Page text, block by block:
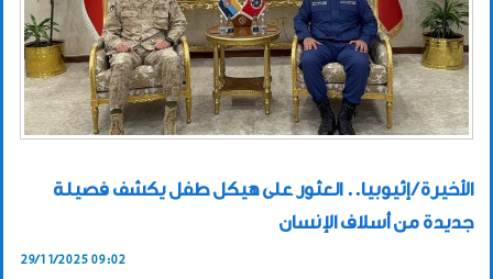
الأخيرة / إثيوبيا.. العثور على هيكل طفل يكشف فصيلة
جديدة من أسلاف الإنسان
29/11/2025 09:02